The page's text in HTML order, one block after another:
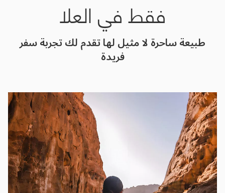
فقط في العلا
طبيعة ساحرة لا مثيل لها تقدم لك تجربة سفر
فريدة